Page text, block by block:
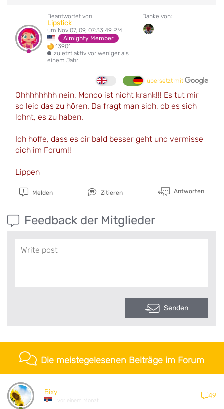
Beantwortet von
Lipstick
um Nov 07, 09, 07:33:49 PM
Almighty Member
13901
zuletzt aktiv vor weniger als
einem Jahr
Danke von:
übersetzt mit
Ohhhhhhhh nein, Mondo ist nicht krank!!! Es tut mir
so leid das zu hören. Da fragt man sich, ob es sich
lohnt, es zu haben.
Ich hoffe, dass es dir bald besser geht und vermisse
dich im Forum!!
Lippen
Melden Zitieren Antworten
Feedback der Mitglieder
Senden
Die meistegelesenen Beiträge im Forum
Bixy
vor einem Monat
49